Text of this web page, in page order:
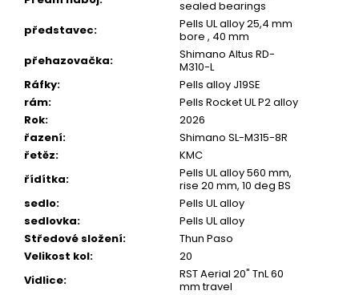
sealed bearings
představec:
Pells UL alloy 25,4 mm
bore , 40 mm
přehazovačka:
Shimano Altus RD-
M310-L
Ráfky:
Pells alloy J19SE
rám:
Pells Rocket UL P2 alloy
Rok:
2026
řazení:
Shimano SL-M315-8R
řetěz:
KMC
řídítka:
Pells UL alloy 560 mm,
rise 20 mm, 10 deg BS
sedlo:
Pells UL alloy
sedlovka:
Pells UL alloy
Středové složení:
Thun Paso
Velikost kol:
20
Vidlice:
RST Aerial 20" TnL 60
mm travel